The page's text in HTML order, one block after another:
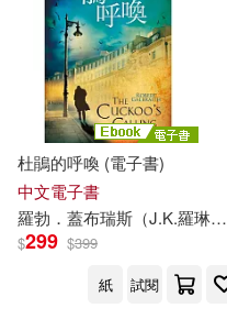
杜鵑的呼喚 (電子書)
中文電子書
羅勃．蓋布瑞斯（J.K.羅琳）
$299 $399
紙
試閱